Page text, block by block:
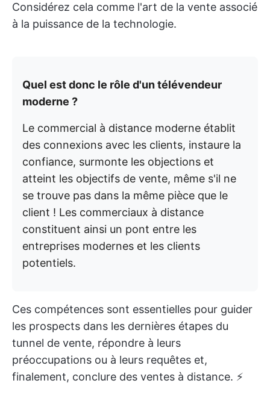
Considérez cela comme l'art de la vente associé
à la puissance de la technologie.
Quel est donc le rôle d'un télévendeur
moderne ?
Le commercial à distance moderne établit
des connexions avec les clients, instaure la
confiance, surmonte les objections et
atteint les objectifs de vente, même s'il ne
se trouve pas dans la même pièce que le
client ! Les commerciaux à distance
constituent ainsi un pont entre les
entreprises modernes et les clients
potentiels.
Ces compétences sont essentielles pour guider
les prospects dans les dernières étapes du
tunnel de vente, répondre à leurs
préoccupations ou à leurs requêtes et,
finalement, conclure des ventes à distance. ⚡